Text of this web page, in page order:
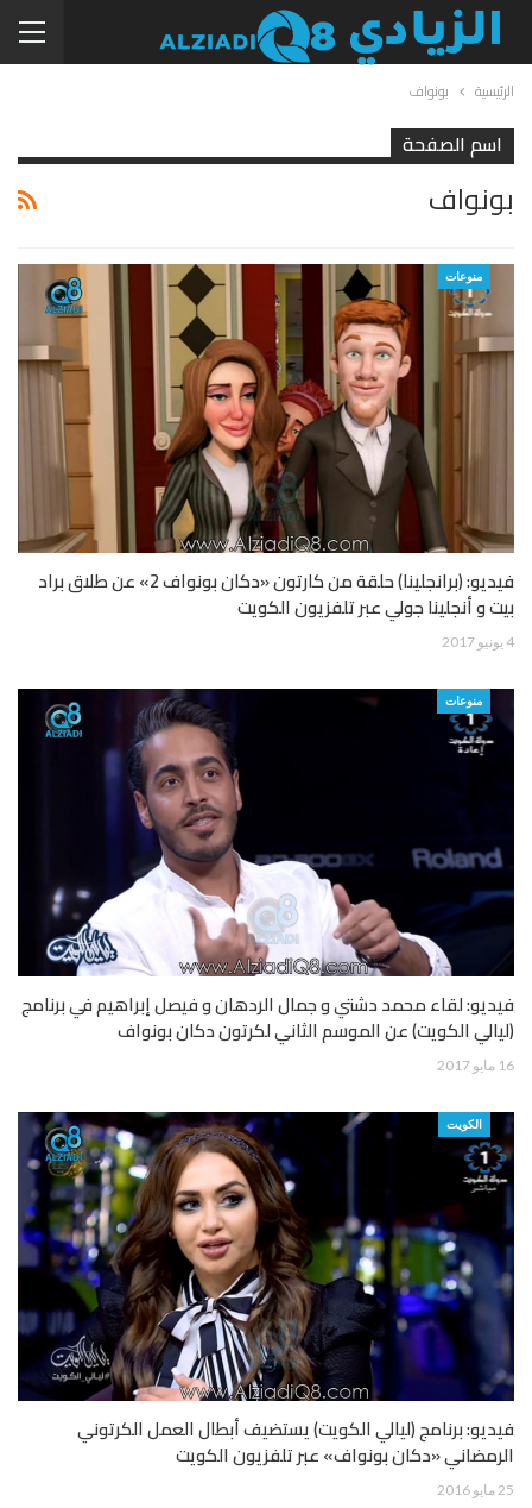
الرئيسية بونواف
اسم الصفحة
بونواف
منوعات
فيديو: (برانجلينا) حلقة من كارتون «دكان بونواف 2» عن طلاق براد
بيت و أنجلينا جولي عبر تلفزيون الكويت
4 يونيو 2017
منوعات
فيديو: لقاء محمد دشتي و جمال الردهان و فيصل إبراهيم في برنامج
(ليالي الكويت) عن الموسم الثاني لكرتون دكان بونواف
16 مايو 2017
الكويت
فيديو: برنامج (ليالي الكويت) يستضيف أبطال العمل الكرتوني
الرمضاني «دكان بونواف» عبر تلفزيون الكويت
25 مايو 2016